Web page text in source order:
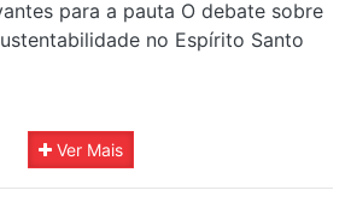
para a pauta O debate sobre
no Espírito Santo
Ver Mais